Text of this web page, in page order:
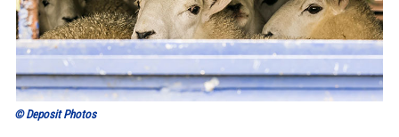
© Deposit Photos